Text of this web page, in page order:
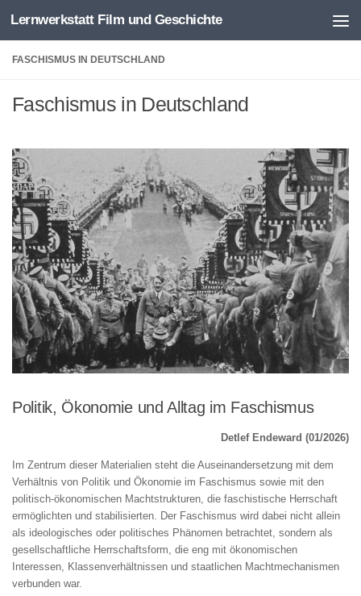
Zum Inhalt springen
Lernwerkstatt Film und Geschichte
FASCHISMUS IN DEUTSCHLAND
Faschismus in Deutschland
Politik, Ökonomie und Alltag im Faschismus
Detlef Endeward (01/2026)
Im Zentrum dieser Materialien steht die Auseinandersetzung mit dem
Verhältnis von Politik und Ökonomie im Faschismus sowie mit den
politisch-ökonomischen Machtstrukturen, die faschistische Herrschaft
ermöglichten und stabilisierten. Der Faschismus wird dabei nicht allein
als ideologisches oder politisches Phänomen betrachtet, sondern als
gesellschaftliche Herrschaftsform, die eng mit ökonomischen
Interessen, Klassenverhältnissen und staatlichen Machtmechanismen
verbunden war.